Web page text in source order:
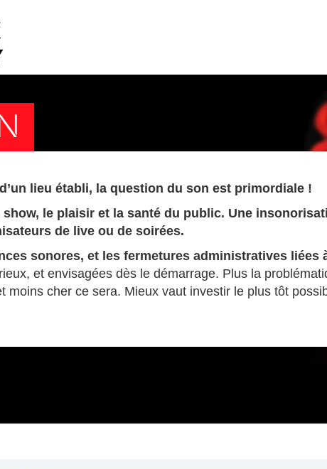
lieu établi, la question du son est primordiale !
le plaisir et la santé du public. Une
de live ou de soirées.
sonores, et les fermetures administratives
et envisagées dès le démarrage. Plus la
moins cher ce sera. Mieux vaut investir le plus tôt